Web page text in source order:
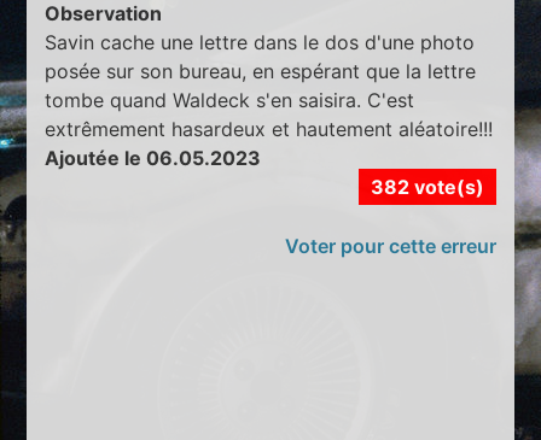
Observation
Savin cache une lettre dans le dos d'une photo
posée sur son bureau, en espérant que la lettre
tombe quand Waldeck s'en saisira. C'est
extrêmement hasardeux et hautement aléatoire!!!
Ajoutée le 06.05.2023
382 vote(s)
Voter pour cette erreur